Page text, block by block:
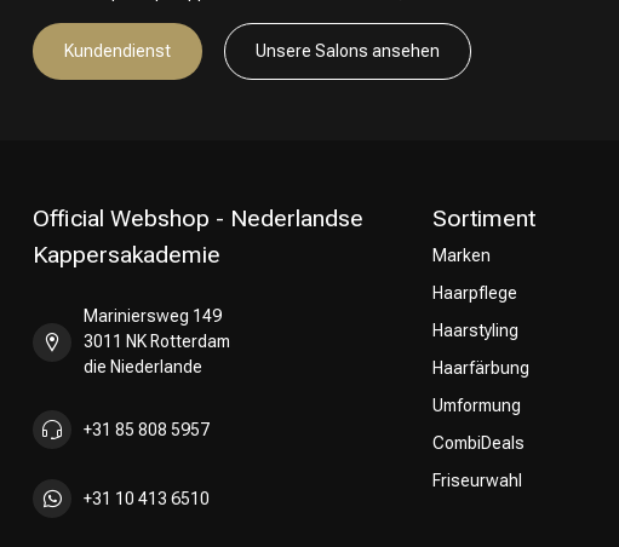
Kundendienst Unsere Salons ansehen
Official Webshop - Nederlandse
Kappersakademie
Mariniersweg 149
3011 NK Rotterdam
die Niederlande
+31 85 808 5957
+31 10 413 6510
Sortiment
Marken
Haarpflege
Haarstyling
Haarfärbung
Umformung
CombiDeals
Friseurwahl